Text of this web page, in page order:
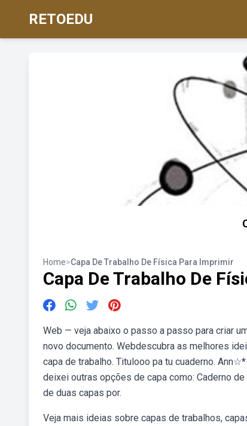
RETOEDU
Home>Capa De Trabalho De Física Para Imprimir
Capa De Trabalho De
Web — veja abaixo o passo a passo para criar
novo documento. Webdescubra as melhores
capa de trabalho. Titulooo pa tu cuaderno.
deixei outras opções de capa como: Caderno
de duas capas por.
Veja mais ideias sobre capas de trabalhos,